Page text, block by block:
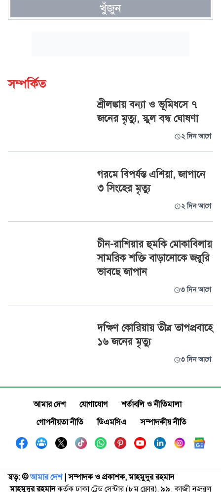
খুঁজুন
সম্পর্কিত
শ্রীলঙ্কায় বন্যা ও ভূমিধসে ৭
জনের মৃত্যু, স্কুল বন্ধ ঘোষণা
২ দিন আগে
গরমে বিপর্যস্ত এশিয়া, জাপানে
৩ সিংহের মৃত্যু
২ দিন আগে
চীন-রাশিয়ার হুমকি মোকাবিলায়
সামরিক শক্তি বাড়ানোকে জরুরি
ভাবছে জাপান
৩ দিন আগে
দক্ষিণ কোরিয়ায় তীব্র তাপপ্রবাহে
১৬ জনের মৃত্যু
৩ দিন আগে
আমার দেশ যোগাযোগ
শর্তাবলি ও নীতিমালা
গোপনীয়তা নীতি
ডিএমসিএ সম্পাদকীয় নীতি
স্বত্ব: ©️আমার দেশ| সম্পাদক ও প্রকাশক, মাহমুদুর রহমান
মাহমুদুর রহমানকর্তৃক ঢাকা ট্রেড সেন্টার (৮ম ফ্লোর), ৯৯, কাজী নজরুল